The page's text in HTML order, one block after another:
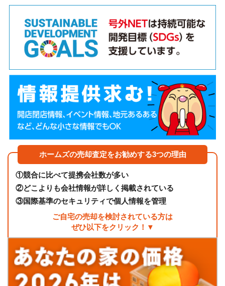
ホームズの売却査定をお勧めする3つの理由
①競合に比べて提携会社数が多い
②どこよりも会社情報が詳しく掲載されている
③国際基準のセキュリティで個人情報を管理
ご自宅の売却を検討されている方は
ぜひ以下をクリック！▼